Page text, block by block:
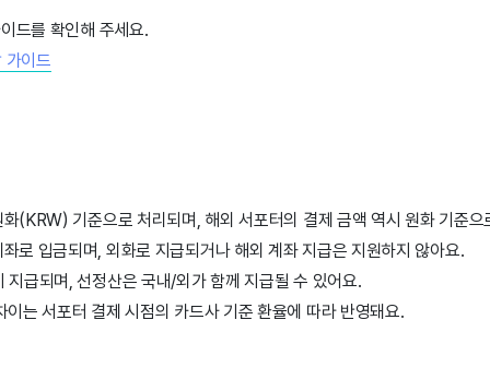
드를 확인해 주세요.
가이드
(KRW) 기준으로 처리되며, 해외 서포터의 결제 금액 역시 원화 기준으
로 입금되며, 외화로 지급되거나 해외 계좌 지급은 지원하지 않아요.
지급되며, 선정산은 국내/외가 함께 지급될 수 있어요.
이는 서포터 결제 시점의 카드사 기준 환율에 따라 반영돼요.